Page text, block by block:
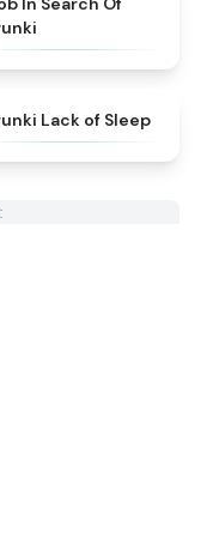
Lack of Sleep